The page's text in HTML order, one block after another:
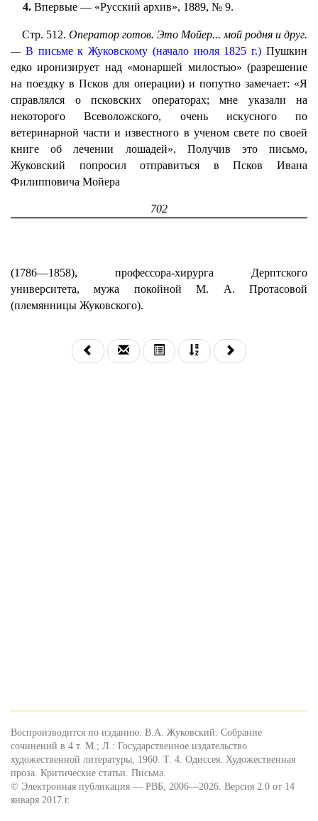
4. Впервые — «Русский архив», 1889, № 9.
Стр. 512. Оператор готов. Это Мойер... мой родня и друг.
— В письме к Жуковскому (начало июля 1825 г.) Пушкин
едко иронизирует над «монаршей милостью» (разрешение
на поездку в Псков для операции) и попутно замечает: «Я
справлялся о псковских операторах; мне указали на
некоторого Всеволожского, очень искусного по
ветеринарной части и известного в ученом свете по своей
книге об лечении лошадей». Получив это письмо,
Жуковский попросил отправиться в Псков Ивана
Филипповича Мойера
702
(1786—1858), профессора-хирурга Дерптского
университета, мужа покойной М. А. Протасовой
(племянницы Жуковского).
Воспроизводится по изданию: В.А. Жуковский. Собрание
сочинений в 4 т. М.; Л.: Государственное издательство
художественной литературы, 1960. Т. 4. Одиссея. Художественная
проза. Критические статьи. Письма.
© Электронная публикация — РВБ, 2006—2026. Версия 2.0 от 14
января 2017 г.